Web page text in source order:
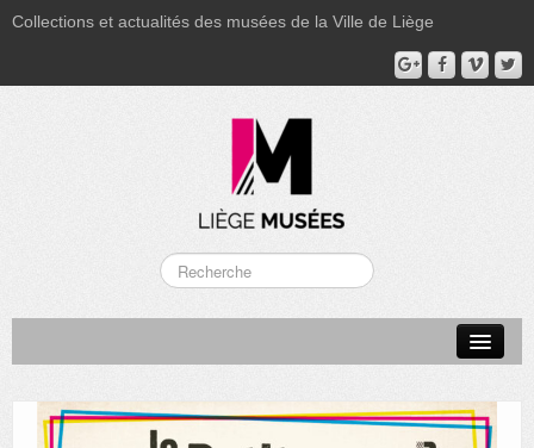
Collections et actualités des musées de la Ville de Liège
MUSÉE GRÉTRY